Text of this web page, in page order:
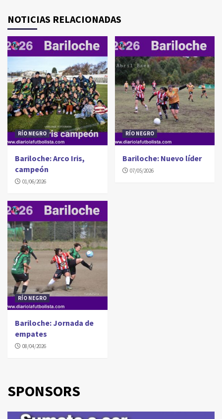
NOTICIAS RELACIONADAS
RÍO NEGRO
Bariloche: Arco Iris,
campeón
01/06/2026
RÍO NEGRO
Bariloche: Nuevo líder
07/05/2026
RÍO NEGRO
Bariloche: Jornada de
empates
08/04/2026
SPONSORS